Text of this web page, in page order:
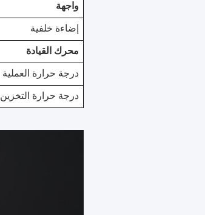
واجهة
إضاءة خلفية
محرك القيادة
درجة حرارة العملية
درجة حرارة التخزين